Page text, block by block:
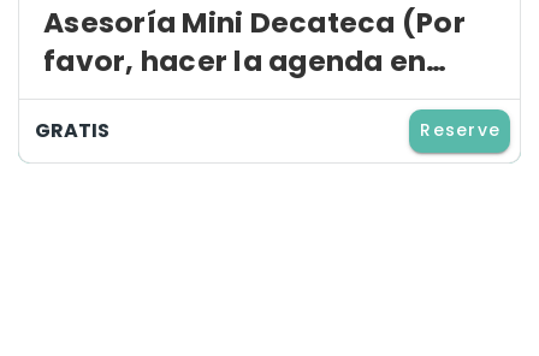
Asesoría Mini Decateca (Por
favor, hacer la agenda en
Decateca.com/agenda)
GRATIS Reserve